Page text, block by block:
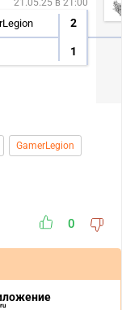
21.05.25 в 21:00
2
1
GamerLegion
0